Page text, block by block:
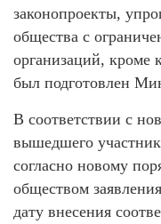
законопроекты,
общества с
организаций, кроме
был подготовлен
В соответствии с
вышедшего
согласно новому
обществом
дату внесения